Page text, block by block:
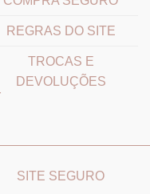
REGRAS DO SITE
TROCAS E
DEVOLUÇÕES
SITE SEGURO